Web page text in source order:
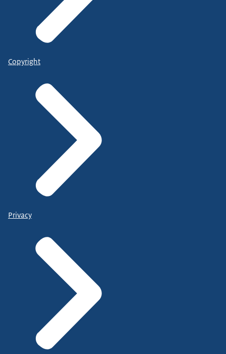
Copyright
Privacy